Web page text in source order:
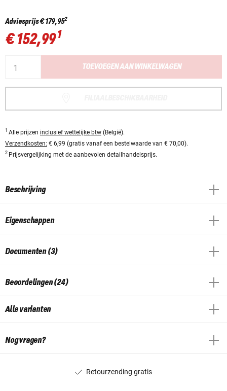
Adviesprijs€ 179,952
€ 152,991
TOEVOEGEN AAN WINKELWAGEN
1 Alle prijzen inclusief wettelijke btw (België).
Verzendkosten: € 6,99 (gratis vanaf een bestelwaarde van € 70,00).
2 Prijsvergelijking met de aanbevolen detailhandelsprijs.
Beschrijving
Eigenschappen
Documenten (3)
Beoordelingen (24)
Alle varianten
Nog vragen?
Retourzending gratis